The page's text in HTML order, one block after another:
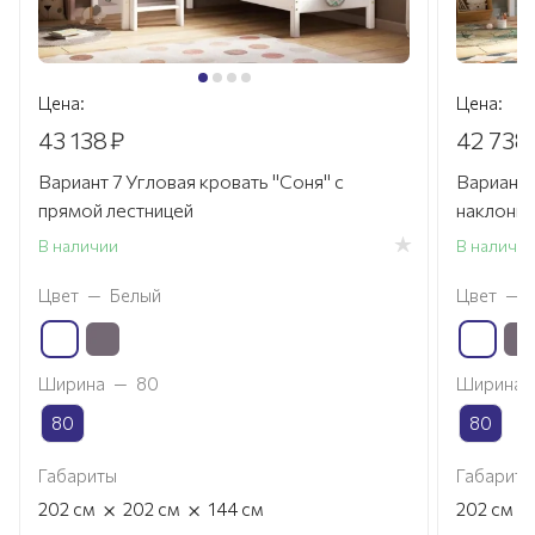
Цена:
43 138₽
Вариант 7 Угловая кровать "Соня" с
прямой лестницей
В наличии
Цвет — Белый
Ширина — 80
80
Габариты
202 см × 202 см × 144 см
Цена:
42 738
Вариант
В наличии
Цвет —
Ширина
80
Габариты
202 см